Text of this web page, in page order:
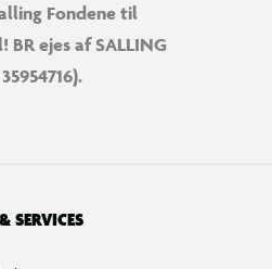
Fondene til
ejes af SALLING
SERVICES